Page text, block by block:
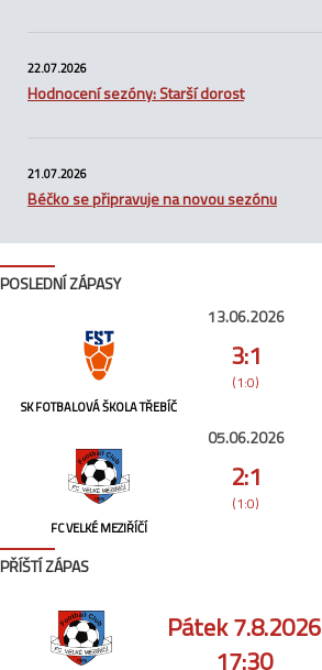
22.07.2026
Hodnocení sezóny: Starší dorost
21.07.2026
Béčko se připravuje na novou sezónu
POSLEDNÍ ZÁPASY
SK FOTBALOVÁ ŠKOLA TŘEBÍČ
13.06.2026
3:1
(1:0)
FC VELKÉ MEZIŘÍČÍ
05.06.2026
2:1
(1:0)
PŘÍŠTÍ ZÁPAS
Pátek 7.8.2026
17:30